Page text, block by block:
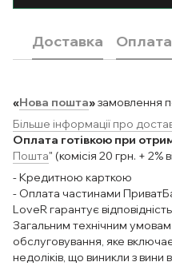
Доставка Оплата
«Нова пошта»замовлення
Більше інформації про
Оплата готівкою при
Пошта" (комісія 20 грн. +
- Кредитною карткою
- Оплата частинами
LoveR гарантує
Загальним технічним умовам
обслуговування, яке
недоліків, що виникли з вини